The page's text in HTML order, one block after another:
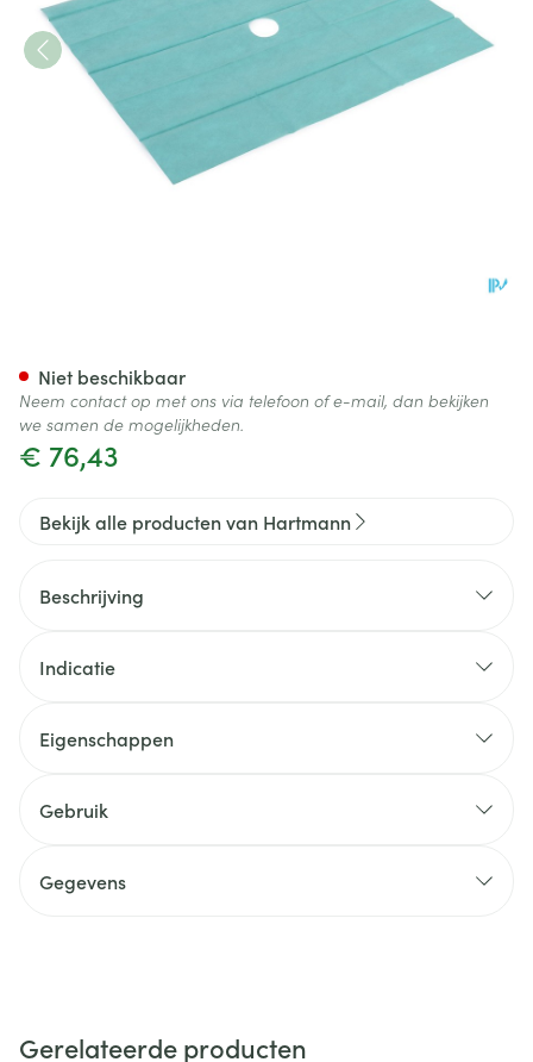
€ 76,43
Niet beschikbaar
Neem contact op met ons via telefoon of e-mail, dan bekijken
we samen de mogelijkheden.
Bekijk alle producten van Hartmann
Beschrijving
Indicatie
Eigenschappen
Gebruik
Gegevens
Gerelateerde producten